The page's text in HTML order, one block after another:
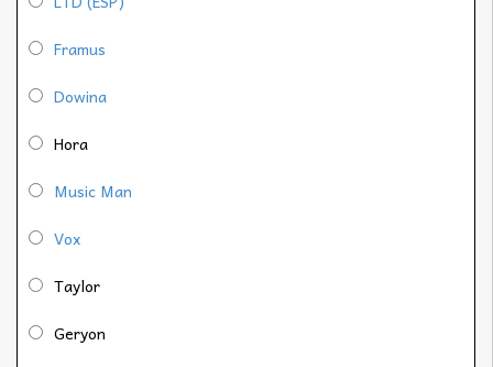
Framus
Dowina
Hora
Music Man
Vox
Taylor
Geryon